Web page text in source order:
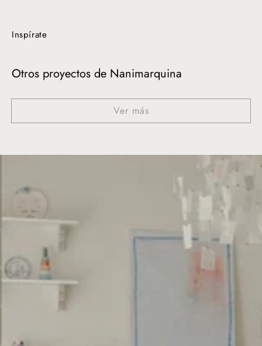
Inspírate
Otros proyectos de Nanimarquina
Ver más